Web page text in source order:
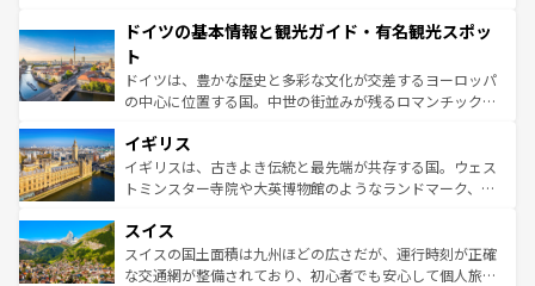
せる。地方によって風土や気候が異なるスペインはその個
ンテンツ一覧 を参照してほしい。
で、幅広い魅力が詰まっている。華麗な宮殿、歴史的な大
聖堂、美しいビーチ、そして豊かな自然が、訪れる者を心
から魅了する。また、フランスは美食の国としても知ら
れ、フランス料理はユネスコ無形文化遺産にも登録されて
香り高いラベンダー畑など、多彩な楽しみ方が可能だ。さ
らに、パリ以外の地域にも魅力が溢れており、どの街角に
も豊かな歴史と文化が息づいている。パリ以外の個性あふ
を参照してほしい。
ドイツの基本情報と観光ガイド・有名観光スポッ
ト
ドイツは、豊かな歴史と多彩な文化が交差するヨーロッパ
の中心に位置する国。中世の街並みが残るロマンチック街
顔を持つこの国は、どこを歩いても飽きることがない。ベ
ルリンの文化的活気、バイエルン州のアルプスの絶景、そ
してライン川沿いのワイン畑といった風景は必見。ビール
は、お酒好きな人にはぜひ体験してほしい。 なお、新着の
ドイツ情報はコンテンツ一覧を参照してほしい。
イギリス
イギリスは、古きよき伝統と最先端が共存する国。ウェス
トミンスター寺院や大英博物館のようなランドマーク、歴
リアごとに異なる魅力がある。また、優雅なアフタヌーン
ティー、ビール好きにはたまらない英国パブ、サッカー観
戦など、本場だからこそできる体験も豊富。イギリスを旅
スイス
スイスの国土面積は九州ほどの広さだが、運行時刻が正確
な交通網が整備されており、初心者でも安心して個人旅行